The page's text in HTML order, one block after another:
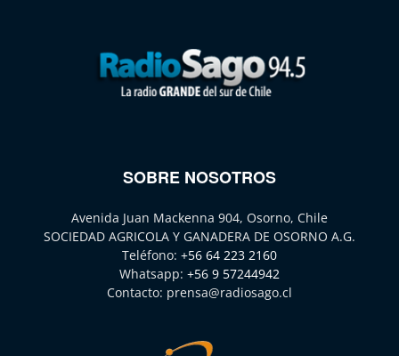
SOBRE NOSOTROS
Avenida Juan Mackenna 904, Osorno, Chile
SOCIEDAD AGRICOLA Y GANADERA DE OSORNO A.G.
Teléfono: +56 64 223 2160
Whatsapp: +56 9 57244942
Contacto: prensa@radiosago.cl